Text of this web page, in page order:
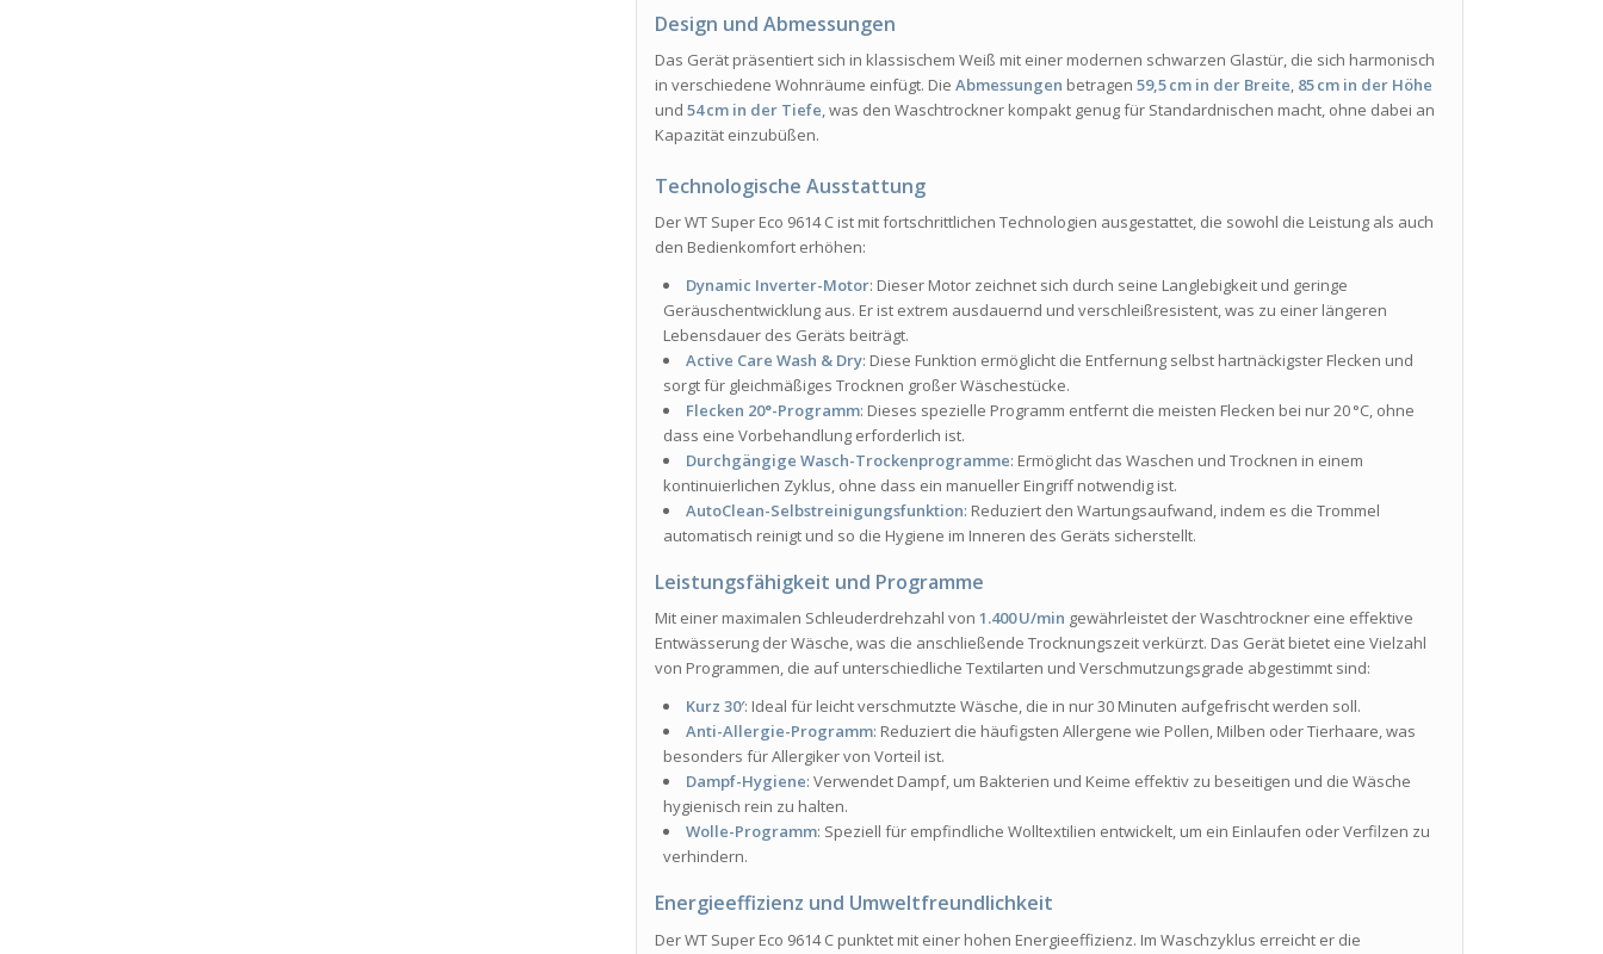
Design und Abmessungen
Das Gerät präsentiert sich in klassischem Weiß mit einer modernen schwarzen Glastür, die sich harmonisch
in verschiedene Wohnräume einfügt. DieAbmessungen betragen59,5 cm in der Breite, 85 cm in der Höhe
und54 cm in der Tiefe, was den Waschtrockner kompakt genug für Standardnischen macht, ohne dabei an
Kapazität einzubüßen.
Technologische Ausstattung
Der WT Super Eco 9614 C ist mit fortschrittlichen Technologien ausgestattet, die sowohl die Leistung als auch
den Bedienkomfort erhöhen:
Dynamic Inverter-Motor: Dieser Motor zeichnet sich durch seine Langlebigkeit und geringe
Geräuschentwicklung aus. Er ist extrem ausdauernd und verschleißresistent, was zu einer längeren
Lebensdauer des Geräts beiträgt.
Active Care Wash & Dry: Diese Funktion ermöglicht die Entfernung selbst hartnäckigster Flecken und
sorgt für gleichmäßiges Trocknen großer Wäschestücke.
Flecken 20°-Programm: Dieses spezielle Programm entfernt die meisten Flecken bei nur 20 °C, ohne
dass eine Vorbehandlung erforderlich ist.
Durchgängige Wasch-Trockenprogramme: Ermöglicht das Waschen und Trocknen in einem
kontinuierlichen Zyklus, ohne dass ein manueller Eingriff notwendig ist.
AutoClean-Selbstreinigungsfunktion: Reduziert den Wartungsaufwand, indem es die Trommel
automatisch reinigt und so die Hygiene im Inneren des Geräts sicherstellt.
Leistungsfähigkeit und Programme
Mit einer maximalen Schleuderdrehzahl von1.400 U/min gewährleistet der Waschtrockner eine effektive
Entwässerung der Wäsche, was die anschließende Trocknungszeit verkürzt. Das Gerät bietet eine Vielzahl
von Programmen, die auf unterschiedliche Textilarten und Verschmutzungsgrade abgestimmt sind:
Kurz 30′: Ideal für leicht verschmutzte Wäsche, die in nur 30 Minuten aufgefrischt werden soll.
Anti-Allergie-Programm: Reduziert die häufigsten Allergene wie Pollen, Milben oder Tierhaare, was
besonders für Allergiker von Vorteil ist.
Dampf-Hygiene: Verwendet Dampf, um Bakterien und Keime effektiv zu beseitigen und die Wäsche
hygienisch rein zu halten.
Wolle-Programm: Speziell für empfindliche Wolltextilien entwickelt, um ein Einlaufen oder Verfilzen zu
verhindern.
Energieeffizienz und Umweltfreundlichkeit
Der WT Super Eco 9614 C punktet mit einer hohen Energieeffizienz. Im Waschzyklus erreicht er die